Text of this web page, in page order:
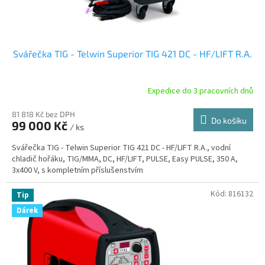
Svářečka TIG - Telwin Superior TIG 421 DC - HF/LIFT R.A.
Expedice do 3 pracovních dnů
81 818 Kč bez DPH
99 000 Kč / ks
Do košíku
Svářečka TIG - Telwin Superior TIG 421 DC - HF/LIFT R.A., vodní
chladič hořáku, TIG/MMA, DC, HF/LIFT, PULSE, Easy PULSE, 350 A,
3x400 V, s kompletním příslušenstvím
Tip
Dárek
Kód: 816132